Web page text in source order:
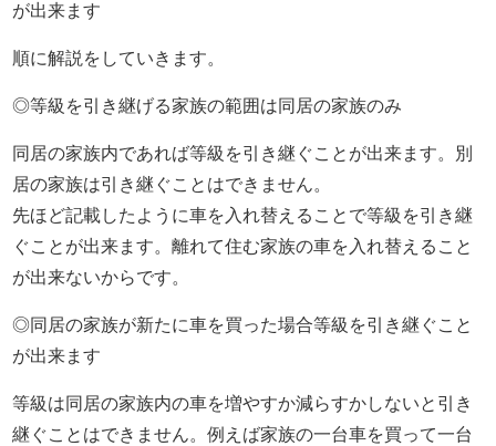
が出来ます
順に解説をしていきます。
◎等級を引き継げる家族の範囲は同居の家族のみ
同居の家族内であれば等級を引き継ぐことが出来ます。別
居の家族は引き継ぐことはできません。
先ほど記載したように車を入れ替えることで等級を引き継
ぐことが出来ます。離れて住む家族の車を入れ替えること
が出来ないからです。
◎同居の家族が新たに車を買った場合等級を引き継ぐこと
が出来ます
等級は同居の家族内の車を増やすか減らすかしないと引き
継ぐことはできません。例えば家族の一台車を買って一台